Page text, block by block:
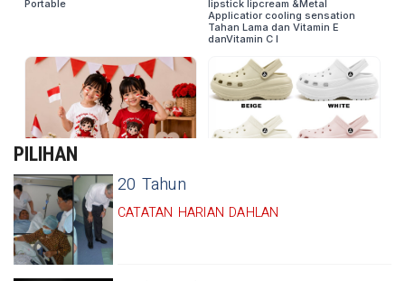
PILIHAN
20 Tahun
CATATAN HARIAN DAHLAN